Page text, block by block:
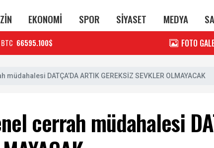
EKONOMİ SPOR SİYASET MEDYA
BTC 66595.100$ FOTO
DATÇA’DA ARTIK GEREKSİZ SEVKLER OLMAYACAK
cerrah müdahalesi